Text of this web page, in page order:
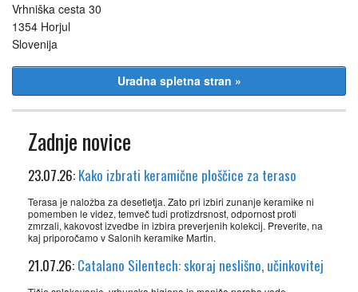
Vrhniška cesta 30
1354 Horjul
Slovenija
Uradna spletna stran »
Zadnje novice
23.07.26: Kako izbrati keramične ploščice za teraso
Terasa je naložba za desetletja. Zato pri izbiri zunanje keramike ni
pomemben le videz, temveč tudi protizdrsnost, odpornost proti
zmrzali, kakovost izvedbe in izbira preverjenih kolekcij. Preverite, na
kaj priporočamo v Salonih keramike Martin.
21.07.26: Catalano Silentech: skoraj neslišno, učinkovitej